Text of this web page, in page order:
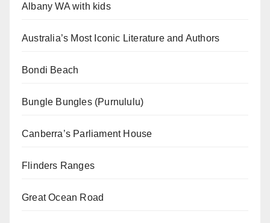
Albany WA with kids
Australia’s Most Iconic Literature and Authors
Bondi Beach
Bungle Bungles (Purnululu)
Canberra’s Parliament House
Flinders Ranges
Great Ocean Road